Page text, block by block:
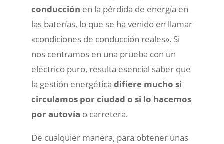
conducción en la pérdida de energía en
las baterías, lo que se ha venido en llamar
«condiciones de conducción reales». Si
nos centramos en una prueba con un
eléctrico puro, resulta esencial saber que
la gestión energética difiere mucho si
circulamos por ciudad o si lo hacemos
por autovía o carretera.
De cualquier manera, para obtener unas